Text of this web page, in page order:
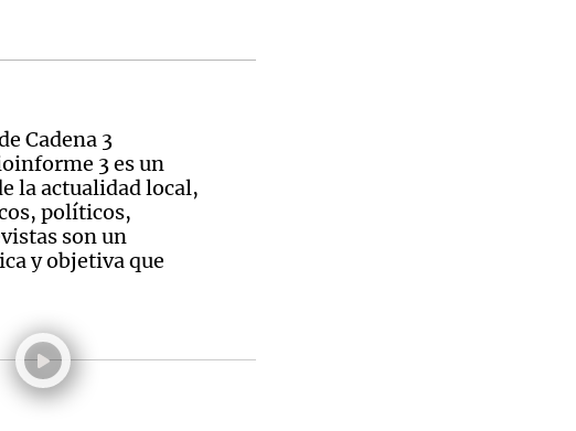
Cadena 3
3 es un
la actualidad local,
políticos,
son un
y objetiva que